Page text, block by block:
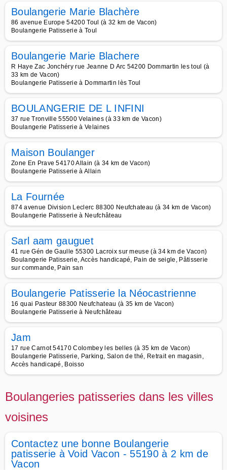
Boulangerie Marie Blachère
86 avenue Europe 54200 Toul (à 32 km de Vacon)
Boulangerie Patisserie à Toul
Boulangerie Marie Blachere
R Haye Zac Jonchéry rue Jeanne D Arc 54200 Dommartin les toul (à
33 km de Vacon)
Boulangerie Patisserie à Dommartin lès Toul
BOULANGERIE DE L INFINI
37 rue Tronville 55500 Velaines (à 33 km de Vacon)
Boulangerie Patisserie à Velaines
Maison Boulanger
Zone En Prave 54170 Allain (à 34 km de Vacon)
Boulangerie Patisserie à Allain
La Fournée
874 avenue Division Leclerc 88300 Neufchateau (à 34 km de Vacon)
Boulangerie Patisserie à Neufchâteau
Sarl aam gauguet
41 rue Gén de Gaulle 55300 Lacroix sur meuse (à 34 km de Vacon)
Boulangerie Patisserie, Accès handicapé, Pain de seigle, Pâtisserie
sur commande, Pain san
Boulangerie Patisserie la Néocastrienne
16 quai Pasteur 88300 Neufchateau (à 35 km de Vacon)
Boulangerie Patisserie à Neufchâteau
Jam
17 rue Carnot 54170 Colombey les belles (à 35 km de Vacon)
Boulangerie Patisserie, Parking, Salon de thé, Retrait en magasin,
Accès handicapé, Boisso
Boulangeries patisseries dans les villes
voisines
Contactez une bonne Boulangerie
patisserie à Void Vacon - 55190 à 2 km de
Vacon